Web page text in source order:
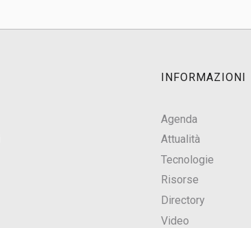
INFORMAZIONI
Agenda
Attualità
Tecnologie
Risorse
Directory
Video